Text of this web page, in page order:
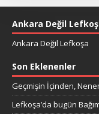
Ankara Değil
Ankara Değil Lefkoşa
Son Eklenenler
Geçmişin İçinden,
Lefkoşa’da bugün